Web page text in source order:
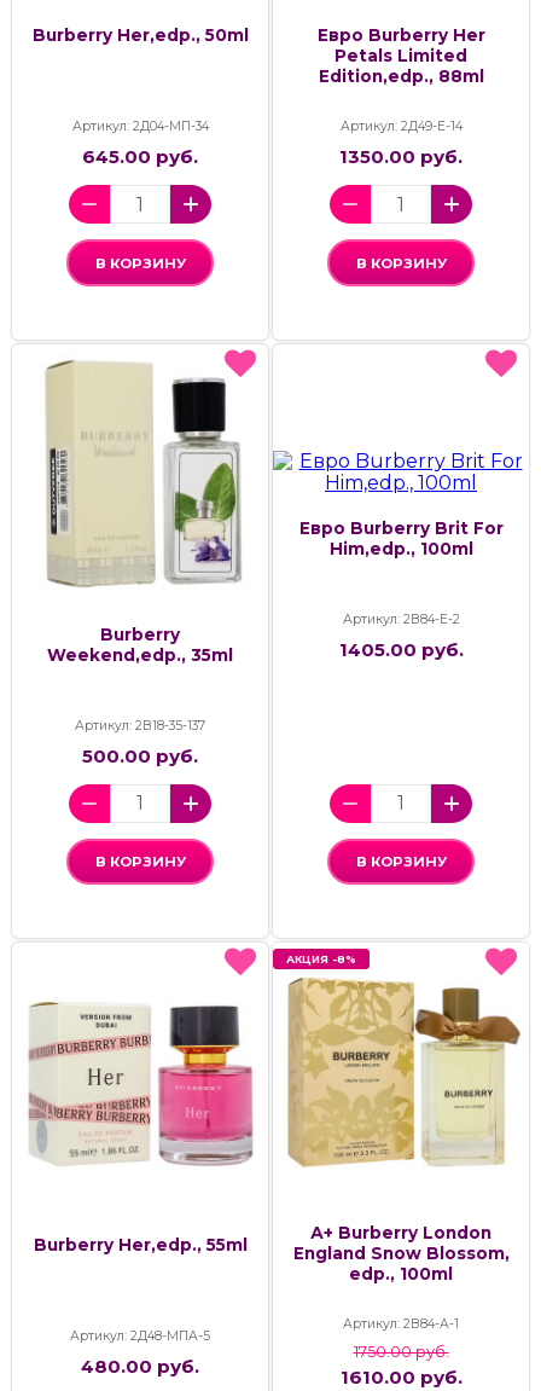
Burberry Her,edp., 50ml
Артикул: 2Д04-МП-34
645.00 руб.
В КОРЗИНУ
Евро Burberry Her
Petals Limited
Edition,edp., 88ml
Артикул: 2Д49-Е-14
1350.00 руб.
В КОРЗИНУ
Burberry
Weekend,edp., 35ml
Артикул: 2В18-35-137
500.00 руб.
В КОРЗИНУ
Евро Burberry Brit For
Him,edp., 100ml
Артикул: 2В84-Е-2
1405.00 руб.
В КОРЗИНУ
Burberry Her,edp., 55ml
Артикул: 2Д48-МПА-5
480.00 руб.
АКЦИЯ -8%
А+ Burberry London
England Snow Blossom,
edp., 100ml
Артикул: 2В84-А-1
АКЦИЯ -8%
1750.00 руб.
1610.00 руб.